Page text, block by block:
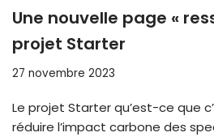
Une nouvelle page «
projet Starter
27 novembre 2023
Le projet Starter qu’est-ce que
réduire l’impact carbone des